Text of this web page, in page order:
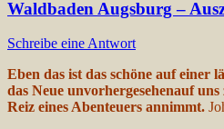
Waldbaden Augsburg –
Schreibe eine Antwort
Eben das ist das schöne auf einer
das Neue unvorhergesehenauf
Reiz eines Abenteuers annimmt.